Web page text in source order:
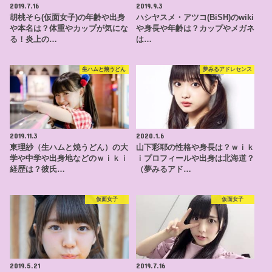
2019.7.16
胡桃そら(仮面女子)の年齢や出身
や本名は？体重やカップが気にな
る！炎上の…
2019.9.3
ハシヤスメ・アツコ(BiSH)のwiki
や身長や年齢は？カップやメガネ
は…
生ハムと焼うどん
2019.11.3
東理紗（生ハムと焼うどん）の大
学や中学や出身地などのｗｉｋｉ
経歴は？彼氏…
夢みるアドレセンス
2020.1.6
山下彩耶の性格や身長は？ｗｉｋ
ｉプロフィールや出身は北海道？
（夢みるアド…
仮面女子
2019.5.21
仮面女子
2019.7.16